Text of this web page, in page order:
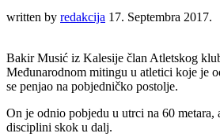
written by redakcija 17. Septembra 2017.
Bakir Musić iz Kalesije član Atletskog
Međunarodnom mitingu u atletici koje je
se penjao na pobjedničko postolje.
On je odnio pobjedu u utrci na 60
disciplini skok u dalj.